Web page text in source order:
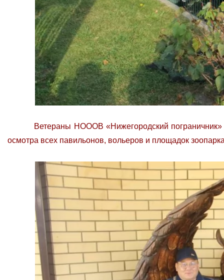
Ветераны НОООВ «Нижегородский пограничник»
осмотра всех павильонов, вольеров и площадок